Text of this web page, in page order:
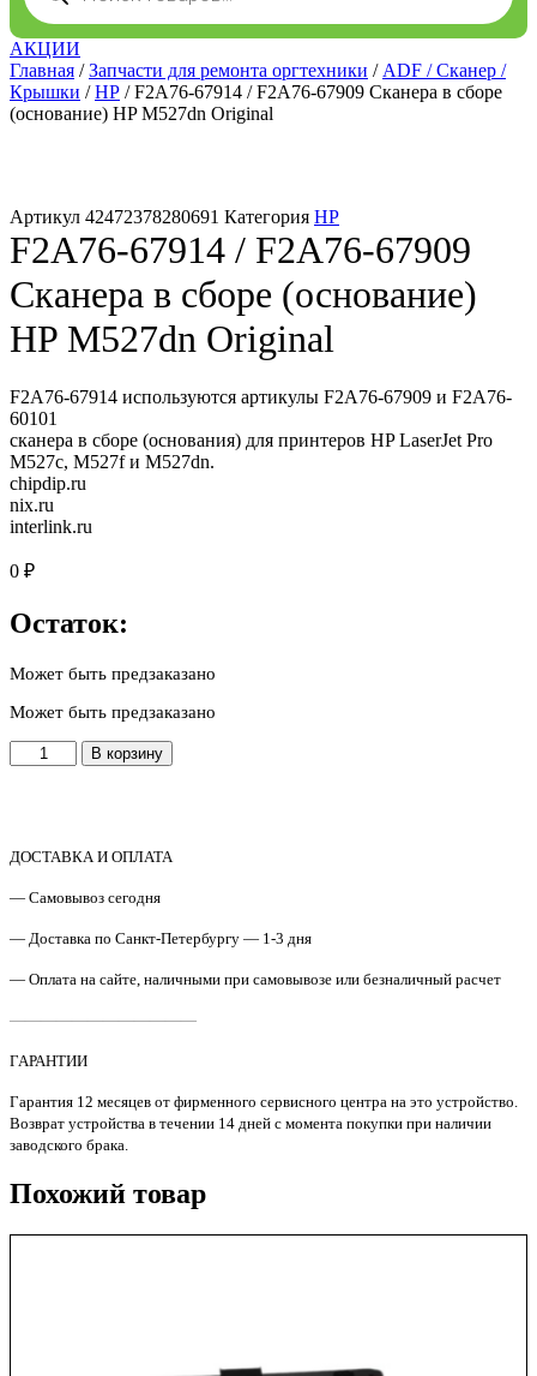
АКЦИИ
Главная /Запчасти для ремонта оргтехники / ADF / Сканер /
Крышки /HP / F2A76-67914 / F2A76-67909 Сканера в сборе
(основание) HP M527dn Original
Артикул 42472378280691 Категория HP
F2A76-67914 / F2A76-67909
Сканера в сборе (основание)
HP M527dn Original
F2A76-67914 используются артикулы F2A76-67909 и F2A76-
60101
сканера в сборе (основания) для принтеров HP LaserJet Pro
M527c, M527f и M527dn.
chipdip.ru
nix.ru
interlink.ru
0 ₽
Остаток:
Может быть предзаказано
Может быть предзаказано
Количество
товара
F2A76-
Сканера
сборе
HP
В корзину
ДОСТАВКА И ОПЛАТА
— Самовывоз сегодня
— Доставка по Санкт-Петербургу — 1-3 дня
— Оплата на сайте, наличными при самовывозе или безналичный расчет
————————————
ГАРАНТИИ
Гарантия 12 месяцев от фирменного сервисного центра на это устройство.
Возврат устройства в течении 14 дней с момента покупки при наличии
заводского брака.
Похожий товар